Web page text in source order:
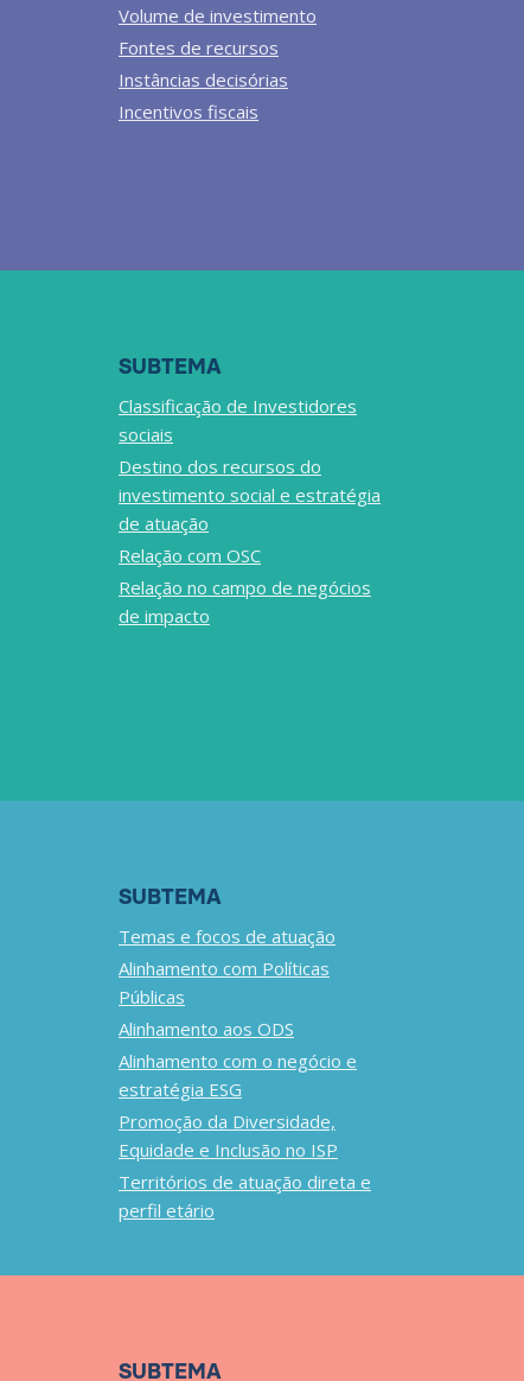
Volume de investimento
Fontes de recursos
Instâncias decisórias
Incentivos fiscais
SUBTEMA
Classificação de Investidores
sociais
Destino dos recursos do
investimento social e estratégia
de atuação
Relação com OSC
Relação no campo de negócios
de impacto
SUBTEMA
Temas e focos de atuação
Alinhamento com Políticas
Públicas
Alinhamento aos ODS
Alinhamento com o negócio e
estratégia ESG
Promoção da Diversidade,
Equidade e Inclusão no ISP
Territórios de atuação direta e
perfil etário
SUBTEMA